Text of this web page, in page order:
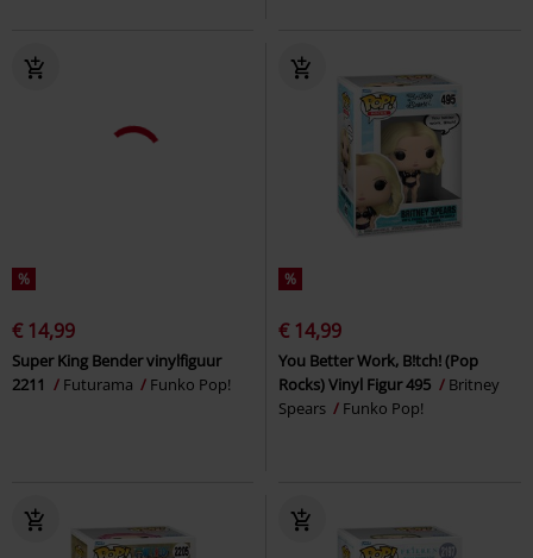
%
€ 14,99
Super King Bender vinylfiguur
2211
Futurama Funko Pop!
%
€ 14,99
You Better Work, B!tch! (Pop
Rocks) Vinyl Figur 495
Britney
Spears
Funko Pop!